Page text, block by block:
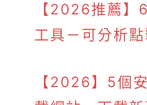
【2026推薦】
工具－可分析
【2026】5個